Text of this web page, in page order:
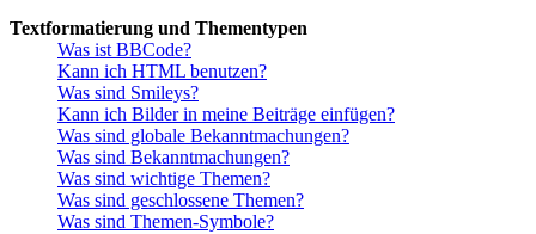
Textformatierung und Thementypen
Was ist BBCode?
Kann ich HTML benutzen?
Was sind Smileys?
Kann ich Bilder in meine Beiträge einfügen?
Was sind globale Bekanntmachungen?
Was sind Bekanntmachungen?
Was sind wichtige Themen?
Was sind geschlossene Themen?
Was sind Themen-Symbole?